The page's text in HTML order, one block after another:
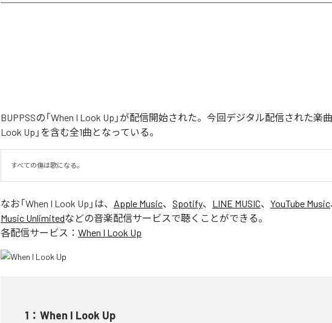
BUPPSSの「When I Look Up」が配信開始された。今回デジタル配信された楽曲
Look Up」を含む全1曲となっている。
すべての傷は歌になる。
なお「When I Look Up 」は、 Apple Music、 Spotify、 LINE MUSIC、 YouTube Music
Music Unlimitedなどの音楽配信サービスで聴くことができる。
各配信サービス： When I Look Up
1 ： When I Look Up